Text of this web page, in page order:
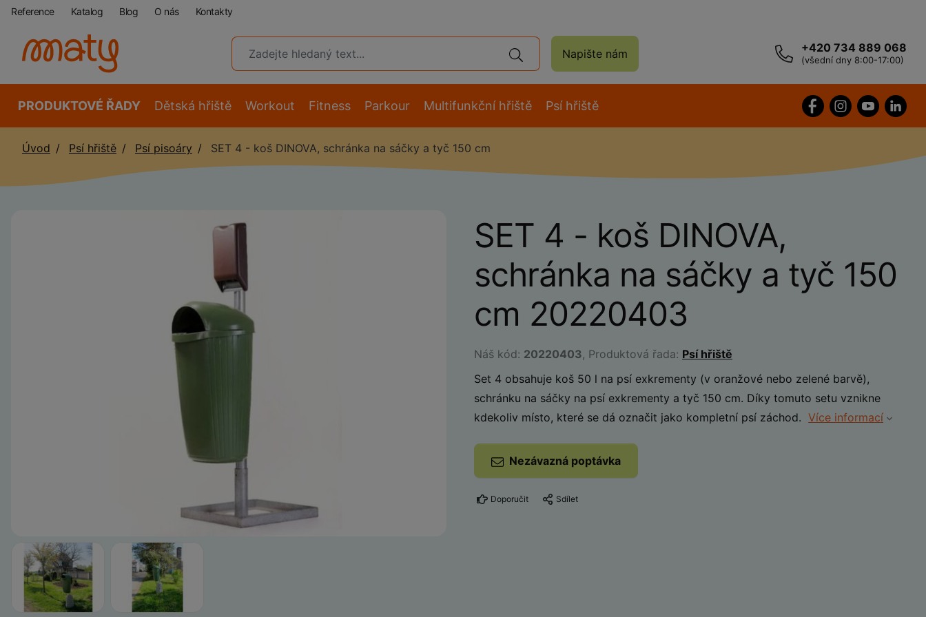
Reference Katalog Blog O nás Kontakty
Napište nám +420 734 889 068
(všední dny 8:00-17:00)
PRODUKTOVÉ ŘADY Dětská hřiště Workout Fitness Parkour Multifunkční hřiště Psí hřiště
Úvod Psí hřiště Psí pisoáry SET 4 - koš DINOVA, schránka na sáčky a tyč 150 cm
SET 4 - koš DINOVA,
schránka na sáčky a tyč 150
cm 20220403
Náš kód: 20220403, Produktová řada: Psí hřiště
Set 4 obsahuje koš 50 l na psí exkrementy (v oranžové nebo zelené barvě),
schránku na sáčky na psí exkrementy a tyč 150 cm. Díky tomuto setu vznikne
kdekoliv místo, které se dá označit jako kompletní psí záchod. Více informací
Nezávazná poptávka
Doporučit Sdílet